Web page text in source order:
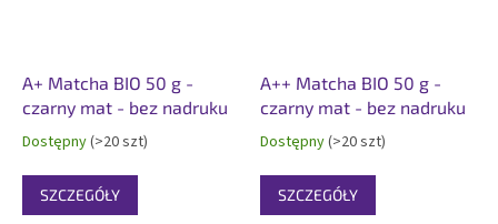
A+ Matcha BIO 50 g -
czarny mat - bez nadruku
Dostępny(>20 szt)
SZCZEGÓŁY
A++ Matcha BIO 50 g -
czarny mat - bez nadruku
Dostępny(>20 szt)
SZCZEGÓŁY